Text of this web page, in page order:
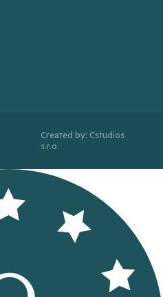
Created by: Cstudios
s.r.o.